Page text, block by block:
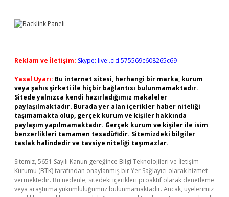
Reklam ve İletişim: Skype: live:.cid.575569c608265c69
Yasal Uyarı: Bu internet sitesi, herhangi bir marka, kurum
veya şahıs şirketi ile hiçbir bağlantısı bulunmamaktadır.
Sitede yalnızca kendi hazırladığımız makaleler
paylaşılmaktadır. Burada yer alan içerikler haber niteliği
taşımamakta olup, gerçek kurum ve kişiler hakkında
paylaşım yapılmamaktadır. Gerçek kurum ve kişiler ile isim
benzerlikleri tamamen tesadüfidir. Sitemizdeki bilgiler
taslak halindedir ve tavsiye niteliği taşımazlar.
Sitemiz, 5651 Sayılı Kanun gereğince Bilgi Teknolojileri ve İletişim
Kurumu (BTK) tarafından onaylanmış bir Yer Sağlayıcı olarak hizmet
vermektedir. Bu nedenle, sitedeki içerikleri proaktif olarak denetleme
veya araştırma yükümlülüğümüz bulunmamaktadır. Ancak, üyelerimiz